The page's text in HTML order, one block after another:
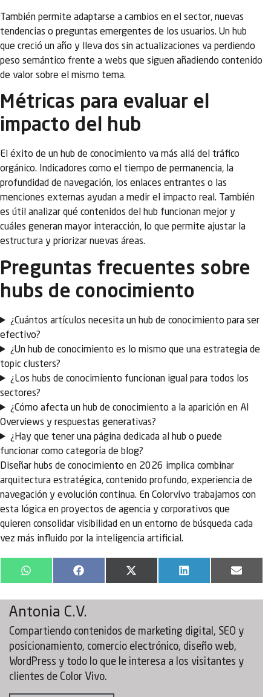
También permite adaptarse a cambios en el sector, nuevas
tendencias o preguntas emergentes de los usuarios. Un hub
que creció un año y lleva dos sin actualizaciones va perdiendo
peso semántico frente a webs que siguen añadiendo contenido
de valor sobre el mismo tema.
Métricas para evaluar el
impacto del hub
El éxito de un hub de conocimiento va más allá del tráfico
orgánico. Indicadores como el tiempo de permanencia, la
profundidad de navegación, los enlaces entrantes o las
menciones externas ayudan a medir el impacto real. También
es útil analizar qué contenidos del hub funcionan mejor y
cuáles generan mayor interacción, lo que permite ajustar la
estructura y priorizar nuevas áreas.
Preguntas frecuentes sobre
hubs de conocimiento
¿Cuántos artículos necesita un hub de conocimiento para ser
efectivo?
¿Un hub de conocimiento es lo mismo que una estrategia de
topic clusters?
¿Los hubs de conocimiento funcionan igual para todos los
sectores?
¿Cómo afecta un hub de conocimiento a la aparición en AI
Overviews y respuestas generativas?
¿Hay que tener una página dedicada al hub o puede
funcionar como categoría de blog?
Diseñar hubs de conocimiento en 2026 implica combinar
arquitectura estratégica, contenido profundo, experiencia de
navegación y evolución continua. En Colorvivo trabajamos con
esta lógica en proyectos de agencia y corporativos que
quieren consolidar visibilidad en un entorno de búsqueda cada
vez más influido por la inteligencia artificial.
WhatsApp Facebook
X
(Twitter)
LinkedIn Email
Antonia C.V.
Compartiendo contenidos de marketing digital, SEO y
posicionamiento, comercio electrónico, diseño web,
WordPress y todo lo que le interesa a los visitantes y
clientes de Color Vivo.